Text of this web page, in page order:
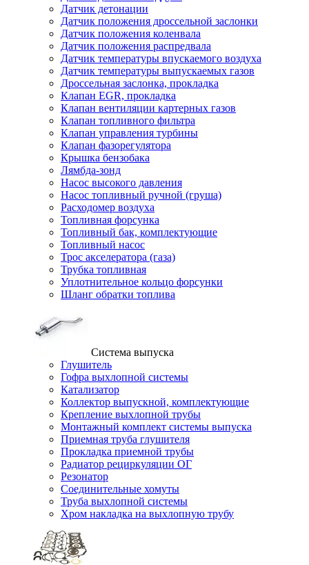
Датчик детонации
Датчик положения дроссельной заслонки
Датчик положения коленвала
Датчик положения распредвала
Датчик температуры впускаемого воздуха
Датчик температуры выпускаемых газов
Дроссельная заслонка, прокладка
Клапан EGR, прокладка
Клапан вентиляции картерных газов
Клапан топливного фильтра
Клапан управления турбины
Клапан фазорегулятора
Крышка бензобака
Лямбда-зонд
Насос высокого давления
Насос топливный ручной (груша)
Расходомер воздуха
Топливная форсунка
Топливный бак, комплектующие
Топливный насос
Трос акселератора (газа)
Трубка топливная
Уплотнительное кольцо форсунки
Шланг обратки топлива
Система выпуска
Глушитель
Гофра выхлопной системы
Катализатор
Коллектор выпускной, комплектующие
Крепление выхлопной трубы
Монтажный комплект системы выпуска
Приемная труба глушителя
Прокладка приемной трубы
Радиатор рециркуляции ОГ
Резонатор
Соединительные хомуты
Труба выхлопной системы
Хром накладка на выхлопную трубу